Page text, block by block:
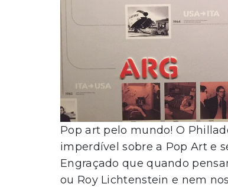
Pop art pelo mundo! O
imperdível sobre a Pop Art e
Engraçado que quando
ou Roy Lichtenstein e nem